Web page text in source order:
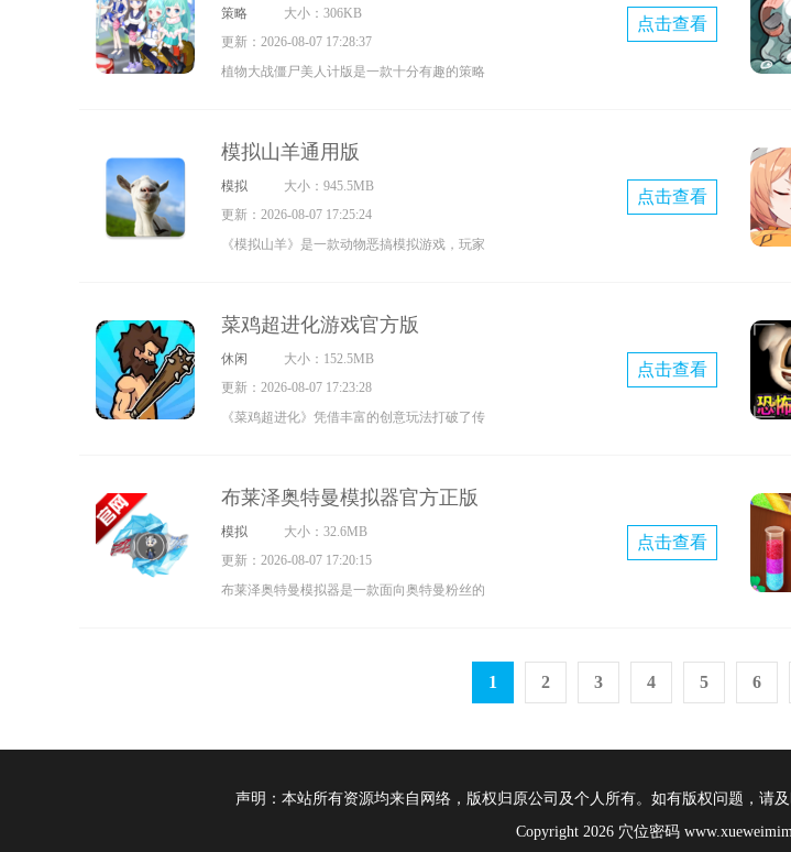
而且在跑酷过程中，玩家还得收集更多的毛
线，要是不小心触碰到陷阱，毛线人的毛线就
策略
大小：306KB
更新：2026-08-07 17:28:37
植物大战僵尸美人计版是一款十分有趣的策略
里，所有僵尸都被替换成了二次元美少女，让
玩家可以感受全新的塔防乐趣。游戏过程中，
玩家需要不断放置植物，抵御美少女的进攻，
点击查看
模拟山羊通用版
模拟
大小：945.5MB
更新：2026-08-07 17:25:24
《模拟山羊》是一款动物恶搞模拟游戏，玩家
动，还能捉弄周围的路人。游戏内更有多种特
殊装备道具，能让山羊拥有上天入地的能力，
解锁更多样的玩法。
点击查看
菜鸡超进化游戏官方版
休闲
大小：152.5MB
更新：2026-08-07 17:23:28
《菜鸡超进化》凭借丰富的创意玩法打破了传
找到属于自己的快乐源泉。游戏通过角色养成
与资源积累的深度机制，持续为玩家带来突破
想象的体验。它用层层递进的惊喜点燃玩家的
点击查看
布莱泽奥特曼模拟器官方正版
模拟
大小：32.6MB
更新：2026-08-07 17:20:15
布莱泽奥特曼模拟器是一款面向奥特曼粉丝的
人在线对战，与其他玩家比拼实力。凭借多样
点击查看
1 2 3 4 5 6
声明：本站所有资源均来自网络，版权归原公司及个人所有。如有版权问题，请
Copyright 2026 穴位密码